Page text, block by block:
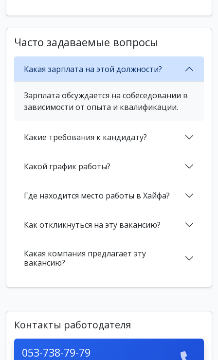
Часто задаваемые вопросы
Какая зарплата на этой должности?
Зарплата обсуждается на собеседовании в
зависимости от опыта и квалификации.
Какие требования к кандидату?
Какой график работы?
Где находится место работы в Хайфа?
Как откликнуться на эту вакансию?
Какая компания предлагает эту
вакансию?
Контакты работодателя
053-738-79-79